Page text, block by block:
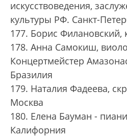
искусствоведения,
культуры РФ. Санкт-
177. Борис Филановский,
178. Анна Самокиш,
Концертмейстер
Бразилия
179. Наталия Фадеева,
Москва
180. Елена Бауман -
Калифорния